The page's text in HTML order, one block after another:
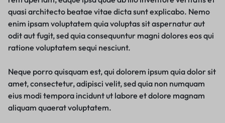
quasi architecto beatae vitae dicta sunt explicabo. Nemo
enim ipsam voluptatem quia voluptas sit aspernatur aut
odit aut fugit, sed quia consequuntur magni dolores eos qui
ratione voluptatem sequi nesciunt.
Neque porro quisquam est, qui dolorem ipsum quia dolor sit
amet, consectetur, adipisci velit, sed quia non numquam
eius modi tempora incidunt ut labore et dolore magnam
aliquam quaerat voluptatem.